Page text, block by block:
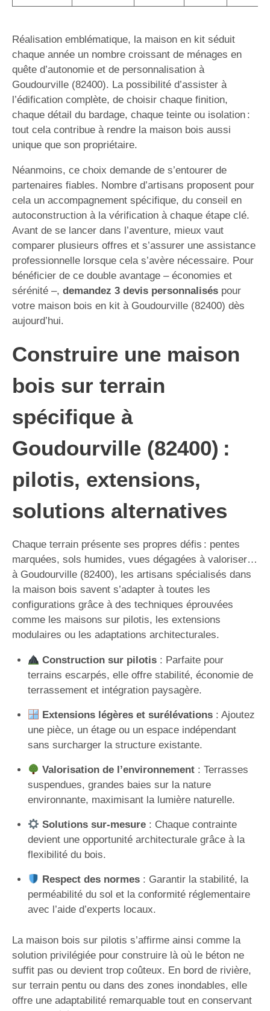
Réalisation emblématique, la maison en kit séduit
chaque année un nombre croissant de ménages en
quête d’autonomie et de personnalisation à
Goudourville (82400). La possibilité d’assister à
l’édification complète, de choisir chaque finition,
chaque détail du bardage, chaque teinte ou isolation :
tout cela contribue à rendre la maison bois aussi
unique que son propriétaire.
Néanmoins, ce choix demande de s’entourer de
partenaires fiables. Nombre d’artisans proposent pour
cela un accompagnement spécifique, du conseil en
autoconstruction à la vérification à chaque étape clé.
Avant de se lancer dans l’aventure, mieux vaut
comparer plusieurs offres et s’assurer une assistance
professionnelle lorsque cela s’avère nécessaire. Pour
bénéficier de ce double avantage – économies et
sérénité –, demandez 3 devis personnalisés pour
votre maison bois en kit à Goudourville (82400) dès
aujourd’hui.
Construire une maison
bois sur terrain
spécifique à
Goudourville (82400) :
pilotis, extensions,
solutions alternatives
Chaque terrain présente ses propres défis : pentes
marquées, sols humides, vues dégagées à valoriser…
à Goudourville (82400), les artisans spécialisés dans
la maison bois savent s’adapter à toutes les
configurations grâce à des techniques éprouvées
comme les maisons sur pilotis, les extensions
modulaires ou les adaptations architecturales.
Construction sur pilotis: Parfaite pour
terrains escarpés, elle offre stabilité, économie de
terrassement et intégration paysagère.
Extensions légères et surélévations: Ajoutez
une pièce, un étage ou un espace indépendant
sans surcharger la structure existante.
Valorisation de l’environnement: Terrasses
suspendues, grandes baies sur la nature
environnante, maximisant la lumière naturelle.
Solutions sur-mesure: Chaque contrainte
devient une opportunité architecturale grâce à la
flexibilité du bois.
Respect des normes: Garantir la stabilité, la
perméabilité du sol et la conformité réglementaire
avec l’aide d’experts locaux.
La maison bois sur pilotis s’affirme ainsi comme la
solution privilégiée pour construire là où le béton ne
suffit pas ou devient trop coûteux. En bord de rivière,
sur terrain pentu ou dans des zones inondables, elle
offre une adaptabilité remarquable tout en conservant